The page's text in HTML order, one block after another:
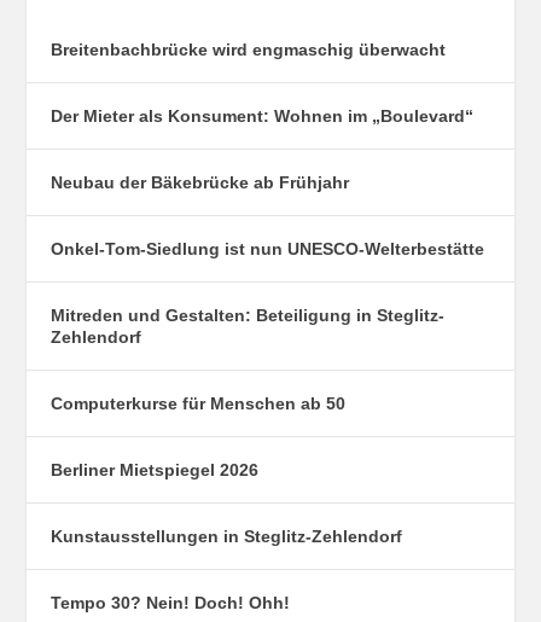
Breitenbachbrücke wird engmaschig überwacht
Der Mieter als Konsument: Wohnen im „Boulevard“
Neubau der Bäkebrücke ab Frühjahr
Onkel-Tom-Siedlung ist nun UNESCO-Welterbestätte
Mitreden und Gestalten: Beteiligung in Steglitz-
Zehlendorf
Computerkurse für Menschen ab 50
Berliner Mietspiegel 2026
Kunstausstellungen in Steglitz-Zehlendorf
Tempo 30? Nein! Doch! Ohh!